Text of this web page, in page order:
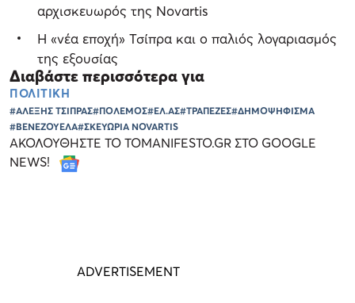
αρχισκευωρός της Novartis
Η «νέα εποχή» Τσίπρα και ο παλιός λογαριασμός
της εξουσίας
Διαβάστε περισσότερα για
ΠΟΛΙΤΙΚΗ
#ΑΛΕΞΗΣ ΤΣΙΠΡΑΣ#ΠΟΛΕΜΟΣ#ΕΛ.ΑΣ#ΤΡΑΠΕΖΕΣ#ΔΗΜΟΨΗΦΙΣΜΑ
#ΒΕΝΕΖΟΥΕΛΑ#ΣΚΕΥΩΡΙΑ NOVARTIS
ΑΚΟΛΟΥΘΗΣΤΕ ΤΟ TOMANIFESTO.GR ΣΤΟ GOOGLE
NEWS!